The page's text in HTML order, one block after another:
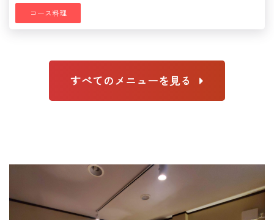
コース料理
すべてのメニューを見る